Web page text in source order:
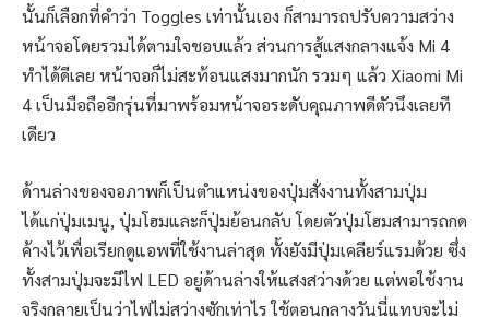
นั้นก็เลือกที่คำว่า Toggles เท่านั้นเอง ก็สามารถปรับความสว่าง
หน้าจอโดยรวมได้ตามใจชอบแล้ว ส่วนการสู้แสงกลางแจ้ง Mi 4
ทำได้ดีเลย หน้าจอก็ไม่สะท้อนแสงมากนัก รวมๆ แล้ว Xiaomi Mi
4 เป็นมือถืออีกรุ่นที่มาพร้อมหน้าจอระดับคุณภาพดีตัวนึงเลยที
เดียว
ด้านล่างของจอภาพก็เป็นตำแหน่งของปุ่มสั่งงานทั้งสามปุ่ม
ได้แก่ปุ่มเมนู, ปุ่มโฮมและก็ปุ่มย้อนกลับ โดยตัวปุ่มโฮมสามารถกด
ค้างไว้เพื่อเรียกดูแอพที่ใช้งานล่าสุด ทั้งยังมีปุ่มเคลียร์แรมด้วย ซึ่ง
ทั้งสามปุ่มจะมีไฟ LED อยู่ด้านล่างให้แสงสว่างด้วย แต่พอใช้งาน
จริงกลายเป็นว่าไฟไม่สว่างซักเท่าไร ใช้ตอนกลางวันนี่แทบจะไม่